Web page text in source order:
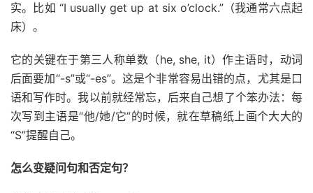
实。比如 “I usually get up at six o’clock.”（我通常六点起
床）。
它的关键在于第三人称单数（he, she, it）作主语时，动词
后面要加“-s”或“-es”。这是个非常容易出错的点，尤其是口
语和写作时。我以前就经常忘，后来自己想了个笨办法：每
次写到主语是“他/她/它”的时候，就在草稿纸上画个大大的
“S”提醒自己。
怎么变疑问句和否定句？